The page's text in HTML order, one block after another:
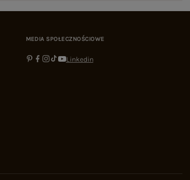
MEDIA SPOŁECZNOŚCIOWE
Linkedin